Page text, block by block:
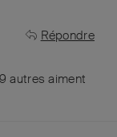
Répondre
9 autres aiment